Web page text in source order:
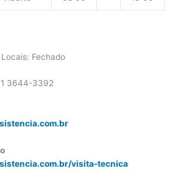
Fechado
3644-3392
visita-tecnica